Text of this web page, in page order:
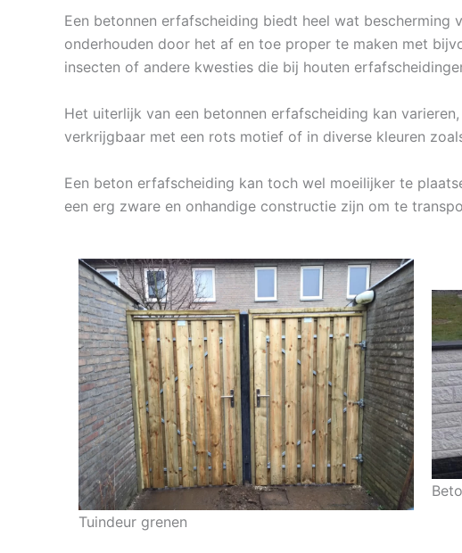
Een betonnen erfafscheiding biedt heel wat bescherming
onderhouden door het af en toe proper te maken met
insecten of andere kwesties die bij houten
Het uiterlijk van een betonnen erfafscheiding kan
verkrijgbaar met een rots motief of in diverse kleuren
Een beton erfafscheiding kan toch wel moeilijker te
een erg zware en onhandige constructie zijn om te
Tuindeur grenen